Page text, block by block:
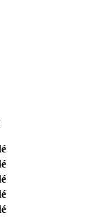
é
é
é
é
é